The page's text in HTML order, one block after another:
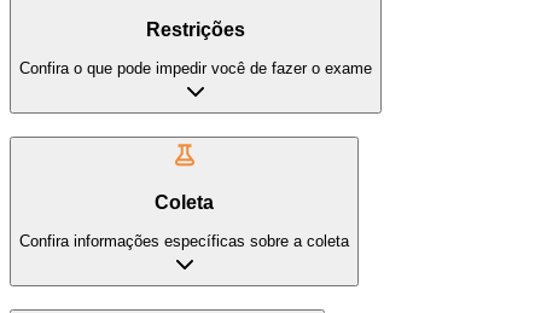
Restrições
Confira o que pode impedir você de fazer o exame
Coleta
Confira informações específicas sobre a coleta